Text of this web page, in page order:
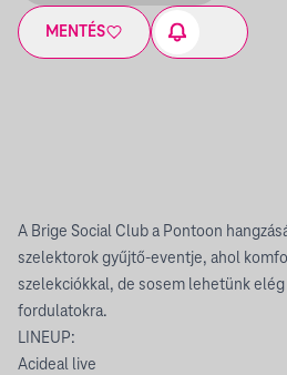
MENTÉS
A Brige Social Club a Pontoon
szelektorok gyűjtő-eventje, ahol
szelekciókkal, de sosem lehetünk
fordulatokra.
LINEUP:
Acideal live